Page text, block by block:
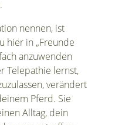
nennen, ist
hier in „Freunde
anzuwenden
Telepathie lernst,
verändert
Pferd. Sie
Alltag, dein